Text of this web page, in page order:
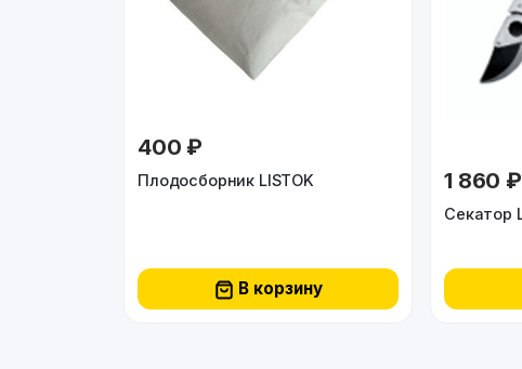
400 ₽
Плодосборник LISTOK
В корзину
1 860 ₽